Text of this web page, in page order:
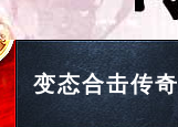
变态合击传奇